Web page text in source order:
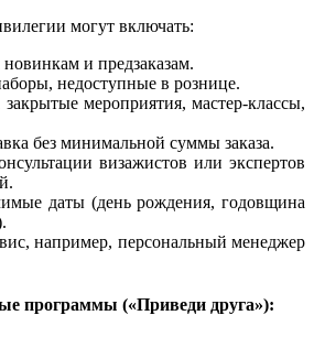
могут включать:
и предзаказам.
недоступные в рознице.
мероприятия, мастер-классы,
без минимальной суммы заказа.
визажистов или экспертов
даты (день рождения, годовщина
например, персональный менеджер
программы («Приведи друга»):